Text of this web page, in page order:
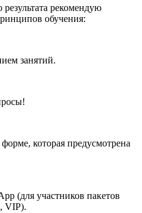
рекомендую
обучения:
занятий.
которая предусмотрена
(для участников пакетов
VIP).